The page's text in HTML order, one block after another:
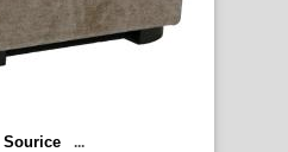
Sourice ...